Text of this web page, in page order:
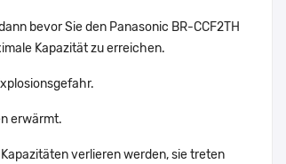
bevor Sie den Panasonic BR-CCF2TH
Kapazität zu erreichen.
erwärmt.
verlieren werden, sie treten